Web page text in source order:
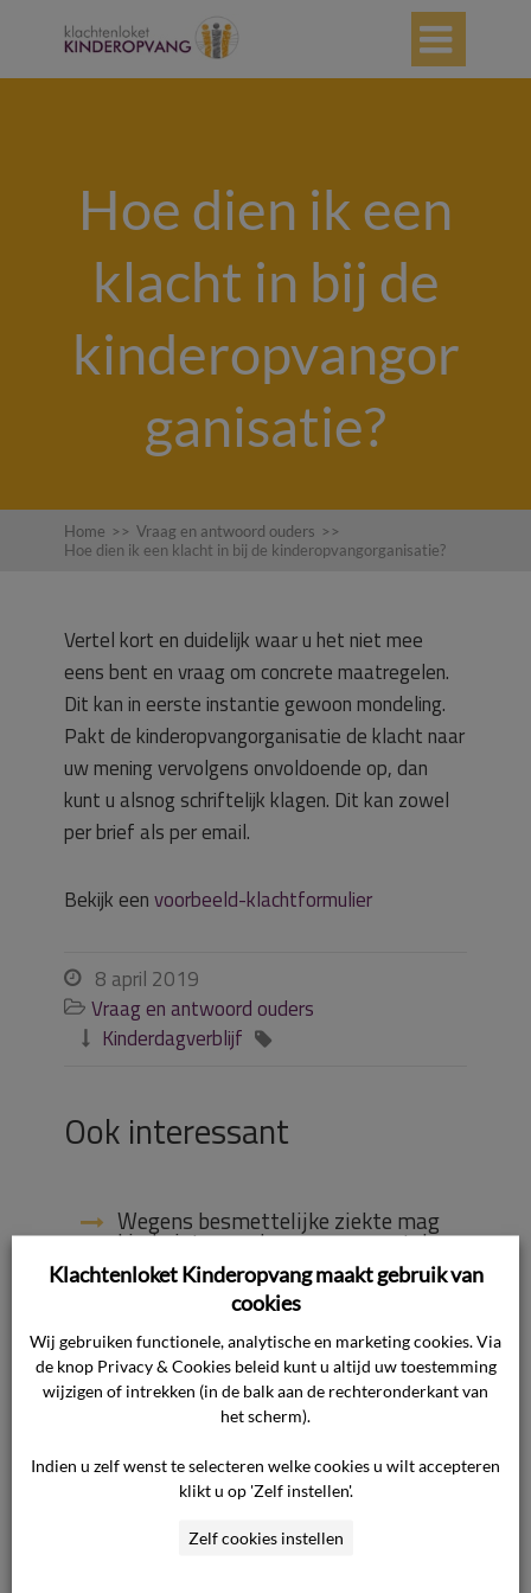

Hoe dien ik een
klacht in bij de
kinderopvangor
ganisatie?
Home >> Vraag en antwoord ouders >>
Hoe dien ik een klacht in bij de kinderopvangorganisatie?
Vertel kort en duidelijk waar u het niet mee
eens bent en vraag om concrete maatregelen.
Dit kan in eerste instantie gewoon mondeling.
Pakt de kinderopvangorganisatie de klacht naar
uw mening vervolgens onvoldoende op, dan
kunt u alsnog schriftelijk klagen. Dit kan zowel
per brief als per email.
Bekijk eenvoorbeeld-klachtformulier
 8 april 2019
 Vraag en antwoord ouders
 Kinderdagverblijf 
Ook interessant
Wegens besmettelijke ziekte mag
kind niet naar de opvang, moet de
ouder dan toch betalen?
Hoe kan ik eerdere uitspraken over
de meldcode bekijken?
Hoe gaat Klachtenloket
Kinderopvang om met mijn privacy?
Mijn kind heeft diabetes, wat nu?
Is het melden van vermoedens bij
Veilig Thuis verplicht?
Klachtenloket Kinderopvang maakt gebruik van
cookies
Wij gebruiken functionele, analytische en marketing cookies. Via
de knop Privacy & Cookies beleid kunt u altijd uw toestemming
wijzigen of intrekken (in de balk aan de rechteronderkant van
het scherm).
Indien u zelf wenst te selecteren welke cookies u wilt accepteren
klikt u op 'Zelf instellen'.
Zelf cookies instellen